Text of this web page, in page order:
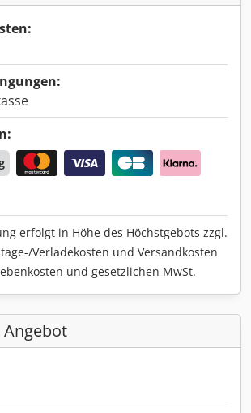
erfolgt in Höhe des Höchstgebots zzgl.
Verladekosten und Versandkosten
und gesetzlichen MwSt.